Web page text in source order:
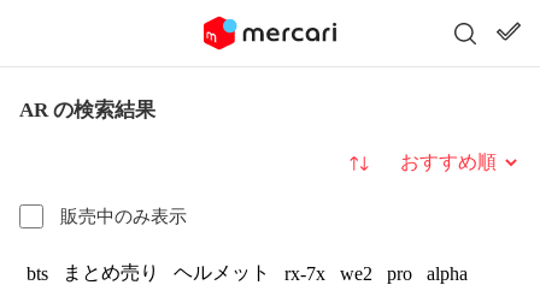
AR の検索結果
販売中のみ表示
並び替え
bts まとめ売り ヘルメット rx-7x we2 pro
alpha